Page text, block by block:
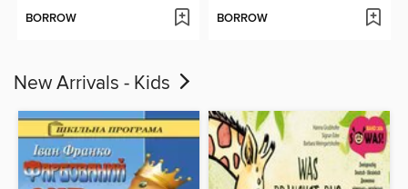
BORROW BORROW
New Arrivals - Kids